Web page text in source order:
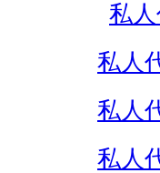
私
私人
私人
私人